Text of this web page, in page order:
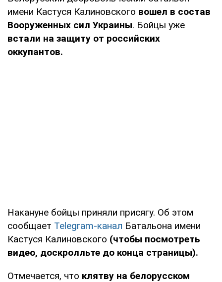
имени Кастуся Калиновского вошел в состав
Вооруженных сил Украины. Бойцы уже
встали на защиту от российских
оккупантов.
Накануне бойцы приняли присягу. Об этом
сообщает Telegram-канал Батальона имени
Кастуся Калиновского (чтобы посмотреть
видео, доскролльте до конца страницы).
Отмечается, что клятву на белорусском